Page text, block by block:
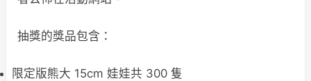
抽獎的獎品包含：
限定版熊大 15cm 娃娃共 300 隻